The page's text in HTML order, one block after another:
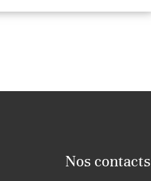
Nos contacts